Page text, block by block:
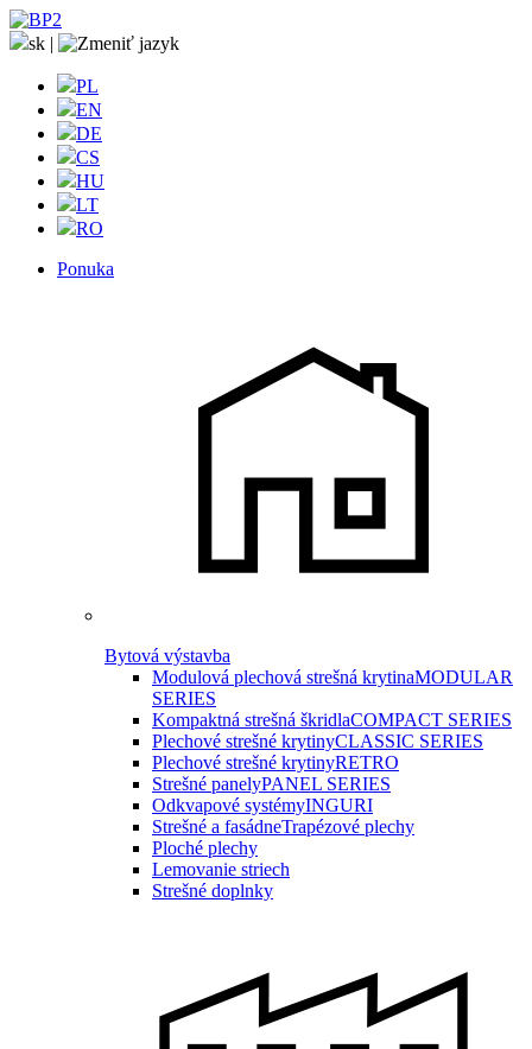
sk |
PL
EN
DE
CS
HU
LT
RO
Ponuka
Bytová výstavba
Modulová plechová strešná krytinaMODULAR
SERIES
Kompaktná strešná škridlaCOMPACT SERIES
Plechové strešné krytinyCLASSIC SERIES
Plechové strešné krytinyRETRO
Strešné panelyPANEL SERIES
Odkvapové systémyINGURI
Strešné a fasádneTrapézové plechy
Ploché plechy
Lemovanie striech
Strešné doplnky